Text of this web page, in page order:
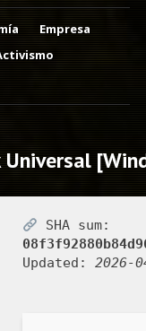
Empresa
Universal
SHA sum:
Updated: 2026-